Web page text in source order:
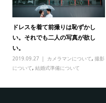
ドレスを着て前撮りは恥ずかし
い。それでも二人の写真が欲し
い。
2019.09.27 カメラマンについて, 撮影
について, 結婚式準備について